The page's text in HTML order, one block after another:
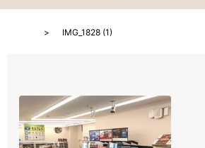
IMG_1828 (1)